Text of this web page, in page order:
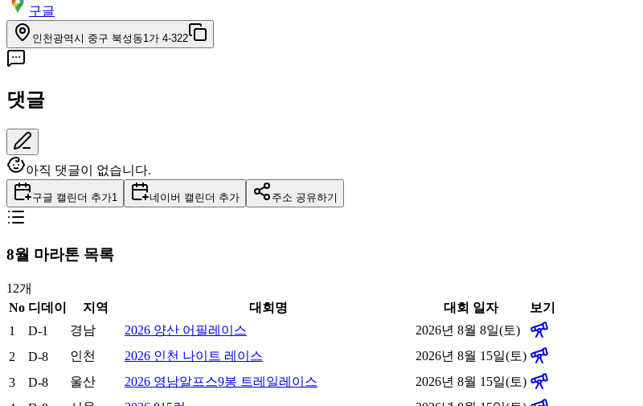
구글
인천광역시 중구 북성동1가 4-322
댓글
아직 댓글이 없습니다.
구글 캘린더 추가1 네이버 캘린더 추가 주소 공유하기
8월 마라톤 목록
12개
No 디데이 지역 대회명 대회 일자
보기
1
D-1 경남 2026 양산 어필레이스
2026년 8월 8일(토)
2
D-8 인천 2026 인천 나이트 레이스
2026년 8월 15일(토)
3
D-8 울산 2026 영남알프스9봉 트레일레이스
2026년 8월 15일(토)